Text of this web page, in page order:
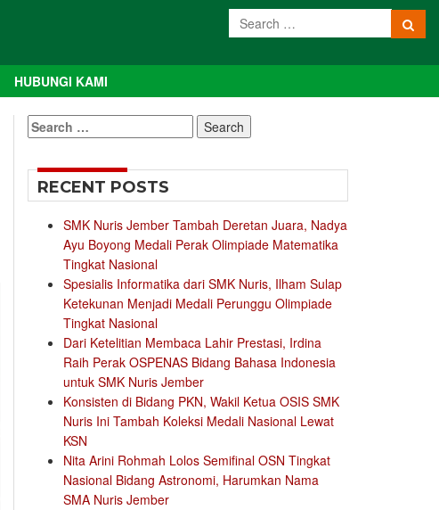
HUBUNGI KAMI
Search
for:
RECENT POSTS
SMK Nuris Jember Tambah Deretan Juara, Nadya
Ayu Boyong Medali Perak Olimpiade Matematika
Tingkat Nasional
Spesialis Informatika dari SMK Nuris, Ilham Sulap
Ketekunan Menjadi Medali Perunggu Olimpiade
Tingkat Nasional
Dari Ketelitian Membaca Lahir Prestasi, Irdina
Raih Perak OSPENAS Bidang Bahasa Indonesia
untuk SMK Nuris Jember
Konsisten di Bidang PKN, Wakil Ketua OSIS SMK
Nuris Ini Tambah Koleksi Medali Nasional Lewat
KSN
Nita Arini Rohmah Lolos Semifinal OSN Tingkat
Nasional Bidang Astronomi, Harumkan Nama
SMA Nuris Jember